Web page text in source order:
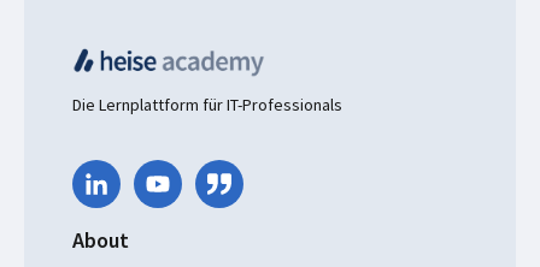
Die Lernplattform für IT-Professionals
About